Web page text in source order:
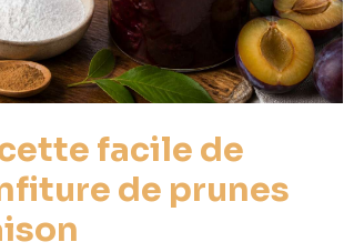
facile de
de prunes